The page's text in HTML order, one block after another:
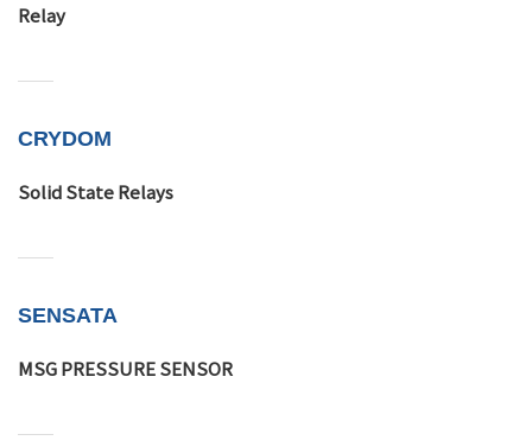
Relay
CRYDOM
Solid State Relays
SENSATA
MSG PRESSURE SENSOR